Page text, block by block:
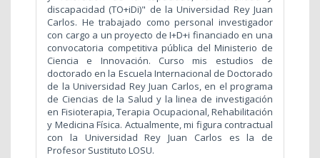
discapacidad (TO+iDi)" de la Universidad Rey Juan
Carlos. He trabajado como personal investigador
con cargo a un proyecto de I+D+i financiado en una
convocatoria competitiva pública del Ministerio de
Ciencia e Innovación. Curso mis estudios de
doctorado en la Escuela Internacional de Doctorado
de la Universidad Rey Juan Carlos, en el programa
de Ciencias de la Salud y la linea de investigación
en Fisioterapia, Terapia Ocupacional, Rehabilitación
y Medicina Física. Actualmente, mi figura contractual
con la Universidad Rey Juan Carlos es la de
Profesor Sustituto LOSU.